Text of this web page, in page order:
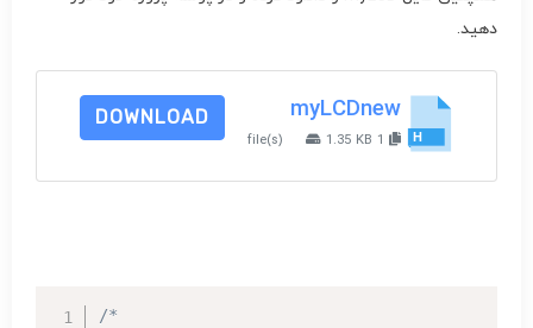
دهید.
myLCDnew
1.35 KB
DOWNLOAD
/*